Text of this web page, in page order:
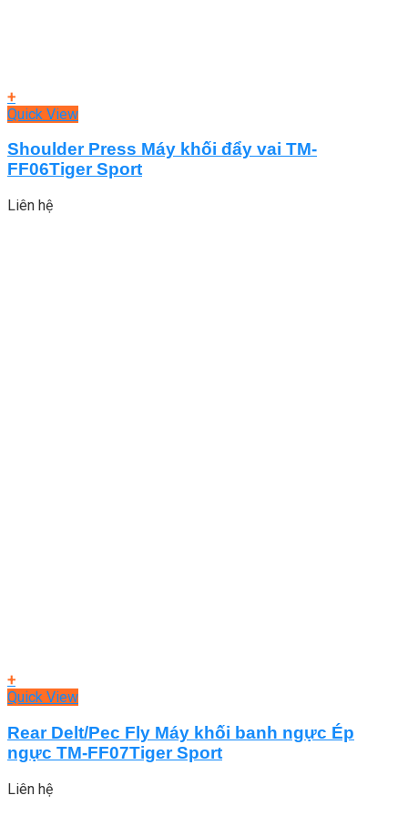
+
Quick View
Shoulder Press Máy khối đẩy vai TM-
FF06Tiger Sport
Liên hệ
+
Quick View
Rear Delt/Pec Fly Máy khối banh ngực Ép
ngực TM-FF07Tiger Sport
Liên hệ